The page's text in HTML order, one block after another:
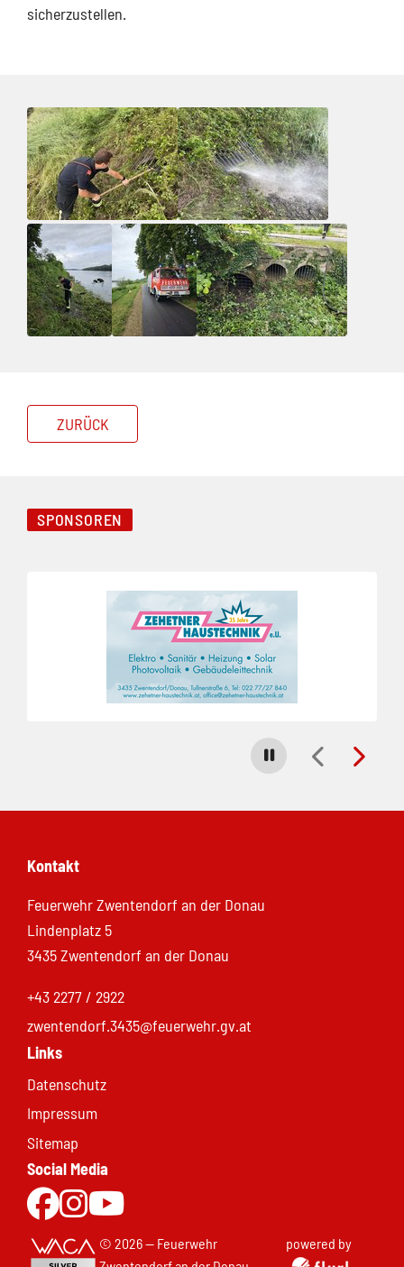
sicherzustellen.
ZURÜCK
SPONSOREN
Carousel stoppen
Kontakt
Feuerwehr Zwentendorf an der Donau
Lindenplatz 5
3435 Zwentendorf an der Donau
+43 2277 / 2922
zwentendorf.3435@feuerwehr.gv.at
Links
Datenschutz
Impressum
Sitemap
Social Media
Zur Facebookseite
Zu Instgram
© 2026 — Feuerwehr
powered by